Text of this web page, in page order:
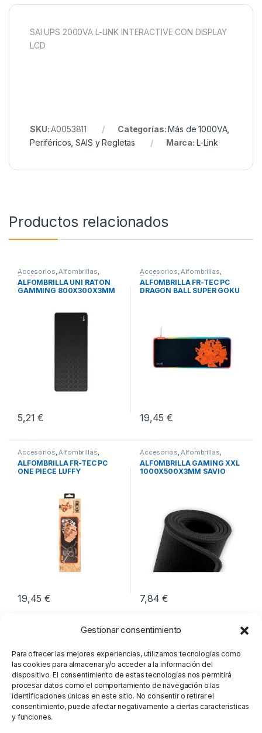
Gestionar consentimiento
Para ofrecer las mejores experiencias, utilizamos tecnologías como
las cookies para almacenar y/o acceder a la información del
dispositivo. El consentimiento de estas tecnologías nos permitirá
procesar datos como el comportamiento de navegación o las
identificaciones únicas en este sitio. No consentir o retirar el
consentimiento, puede afectar negativamente a ciertas características
y funciones.
SAI UPS 2000VA L-LINK INTERACTIVE CON DISPLAY
LCD
SKU:A0053811 Categorías:Más de 1000VA,
Periféricos ,SAIS y Regletas Marca: L-Link
Productos relacionados
Accesorios,Alfombrillas,
Periféricos
ALFOMBRILLA UNI RATON
GAMMING 800X300X3MM
5,21€
Accesorios,Alfombrillas,
Periféricos
ALFOMBRILLA FR-TEC PC
DRAGON BALL SUPER GOKU
19,45€
Accesorios,Alfombrillas,
Periféricos
ALFOMBRILLA FR-TEC PC
ONE PIECE LUFFY
19,45€
Accesorios,Alfombrillas,
Periféricos
ALFOMBRILLA GAMING XXL
1000X500X3MM SAVIO
7,84€